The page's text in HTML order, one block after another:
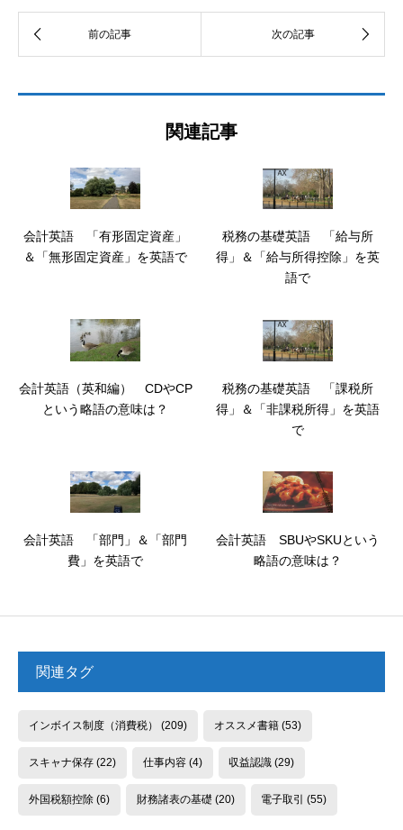
関連記事
会計英語 「有形固定資産」
＆「無形固定資産」を英語で
税務の基礎英語 「給与所
得」＆「給与所得控除」を英
語で
会計英語（英和編） CDやCP
という略語の意味は？
税務の基礎英語 「課税所
得」＆「非課税所得」を英語
で
会計英語 「部門」＆「部門
費」を英語で
会計英語 SBUやSKUという
略語の意味は？
関連タグ
インボイス制度（消費税） (209) オススメ書籍(53)
スキャナ保存(22) 仕事内容(4) 収益認識 (29)
外国税額控除(6) 財務諸表の基礎 (20) 電子取引 (55)